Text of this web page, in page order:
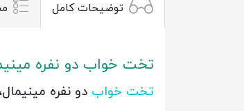
توضیحات کامل
تخت خواب دو نفره
تخت خواب دو نفره مینیمال، دارای 2 آیتم تخت و پاتختی با طراحی ساده و شیک یک انتخاب